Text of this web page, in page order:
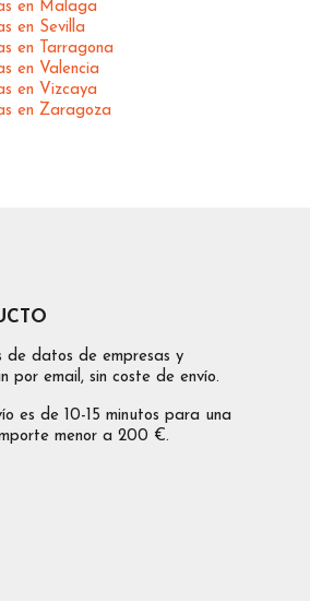
en Malaga
en Sevilla
en Tarragona
en Valencia
en Vizcaya
en Zaragoza
de datos de empresas y
por email, sin coste de envío.
es de 10-15 minutos para una
menor a 200 €.